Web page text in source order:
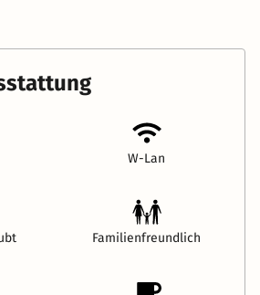
W-Lan
Familienfreundlich